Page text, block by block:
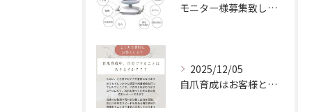
モニター様募集致します！
2025/12/05
自爪育成はお客様とサロンの二人三脚